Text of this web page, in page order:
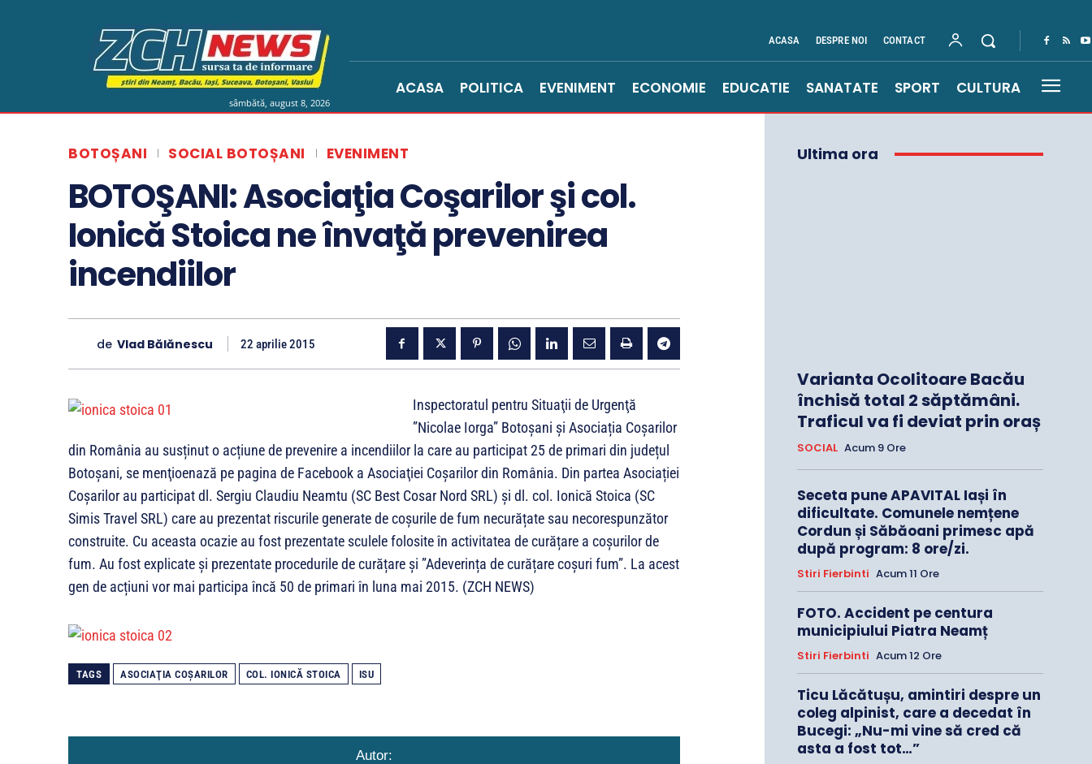
sâmbătă, august 8, 2026
ACASA DESPRE NOI CONTACT
ACASA POLITICA EVENIMENT ECONOMIE EDUCATIE SANATATE SPORT CULTURA
BOTOȘANI SOCIAL BOTOȘANI EVENIMENT
BOTOŞANI: Asociaţia Coşarilor şi col.
Ionică Stoica ne învaţă prevenirea
incendiilor
de Vlad Bălănescu 22 aprilie 2015
Inspectoratul pentru Situaţii de Urgenţă
”Nicolae Iorga” Botoșani și Asociația Coșarilor
din România au susținut o acțiune de prevenire a incendiilor la care au participat 25 de primari din județul
Botoșani, se menţioenază pe pagina de Facebook a Asociaţiei Coşarilor din România. Din partea Asociației
Coșarilor au participat dl. Sergiu Claudiu Neamtu (SC Best Cosar Nord SRL) și dl. col. Ionică Stoica (SC
Simis Travel SRL) care au prezentat riscurile generate de coșurile de fum necurățate sau necorespunzător
construite. Cu aceasta ocazie au fost prezentate sculele folosite în activitatea de curățare a coșurilor de
fum. Au fost explicate și prezentate procedurile de curățare și ”Adeverința de curățare coșuri fum”. La acest
gen de acțiuni vor mai participa încă 50 de primari în luna mai 2015. (ZCH NEWS)
TAGS ASOCIAŢIA COŞARILOR COL. IONICĂ STOICA ISU
Autor:
Ultima ora
Varianta Ocolitoare Bacău
închisă total 2 săptămâni.
Traficul va fi deviat prin oraș
SOCIAL Acum 9 Ore
Seceta pune APAVITAL Iași în
dificultate. Comunele nemțene
Cordun și Săbăoani primesc apă
după program: 8 ore/zi.
Stiri Fierbinti Acum 11 Ore
FOTO. Accident pe centura
municipiului Piatra Neamț
Stiri Fierbinti Acum 12 Ore
Ticu Lăcătușu, amintiri despre un
coleg alpinist, care a decedat în
Bucegi: „Nu-mi vine să cred că
asta a fost tot…”